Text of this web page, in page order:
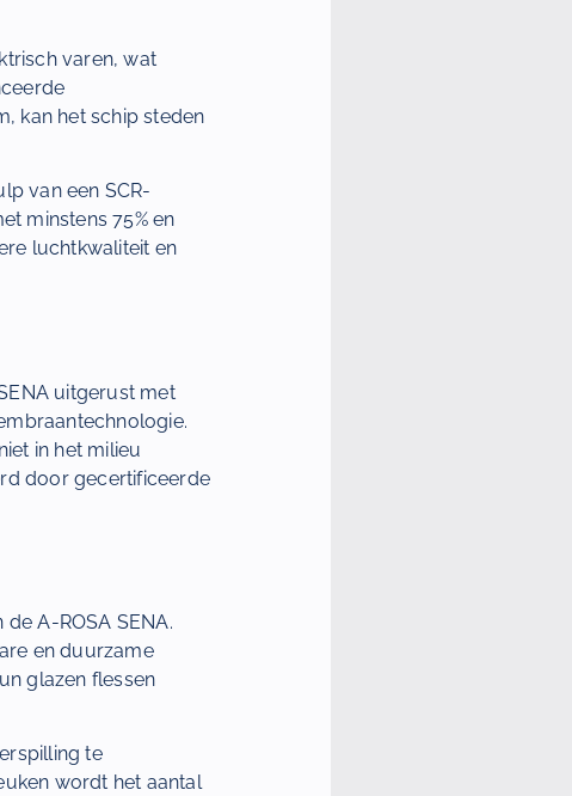
varen, wat
kan het schip steden
van een SCR-
minstens 75% en
luchtkwaliteit en
uitgerust met
in het milieu
door gecertificeerde
A-ROSA SENA.
en duurzame
glazen flessen
te
wordt het aantal